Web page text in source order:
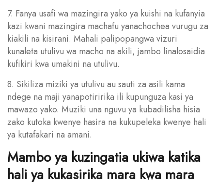
7. Fanya usafi wa mazingira yako ya kuishi na kufanyia
kazi kwani mazingira machafu yanachochea vurugu za
kiakili na kisirani. Mahali palipopangwa vizuri
kunaleta utulivu wa macho na akili, jambo linalosaidia
kufikiri kwa umakini na utulivu.
8. Sikiliza miziki ya utulivu au sauti za asili kama
ndege na maji yanapotiririka ili kupunguza kasi ya
mawazo yako. Muziki una nguvu ya kubadilisha hisia
zako kutoka kwenye hasira na kukupeleka kwenye hali
ya kutafakari na amani.
Mambo ya kuzingatia ukiwa katika
hali ya kukasirika mara kwa mara